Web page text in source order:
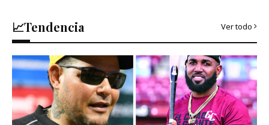
📈Tendencia Ver todo